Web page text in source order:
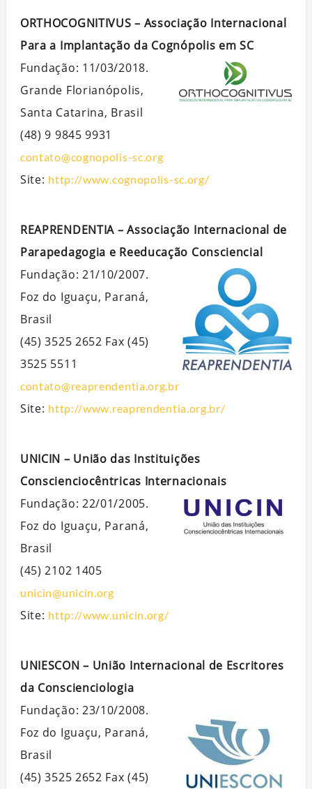
ORTHOCOGNITIVUS – Associação Internacional
Para a Implantação da Cognópolis em SC
Fundação: 11/03/2018.
Grande Florianópolis,
Santa Catarina, Brasil
(48) 9 9845 9931
contato@cognopolis-sc.org
Site: http://www.cognopolis-sc.org/
REAPRENDENTIA – Associação Internacional de
Parapedagogia e Reeducação Consciencial
Fundação: 21/10/2007.
Foz do Iguaçu, Paraná,
Brasil
(45) 3525 2652 Fax (45)
3525 5511
contato@reaprendentia.org.br
Site: http://www.reaprendentia.org.br/
UNICIN – União das Instituições
Conscienciocêntricas Internacionais
Fundação: 22/01/2005.
Foz do Iguaçu, Paraná,
Brasil
(45) 2102 1405
unicin@unicin.org
Site: http://www.unicin.org/
UNIESCON – União Internacional de Escritores
da Conscienciologia
Fundação: 23/10/2008.
Foz do Iguaçu, Paraná,
Brasil
(45) 3525 2652 Fax (45)